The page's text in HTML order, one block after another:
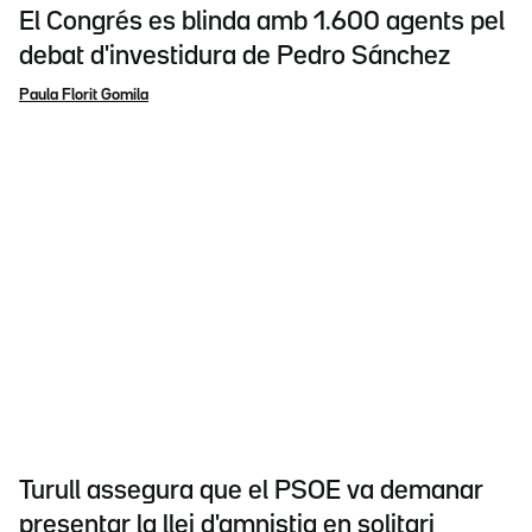
El Congrés es blinda amb 1.600 agents pel
debat d'investidura de Pedro Sánchez
Paula Florit Gomila
Turull assegura que el PSOE va demanar
presentar la llei d'amnistia en solitari